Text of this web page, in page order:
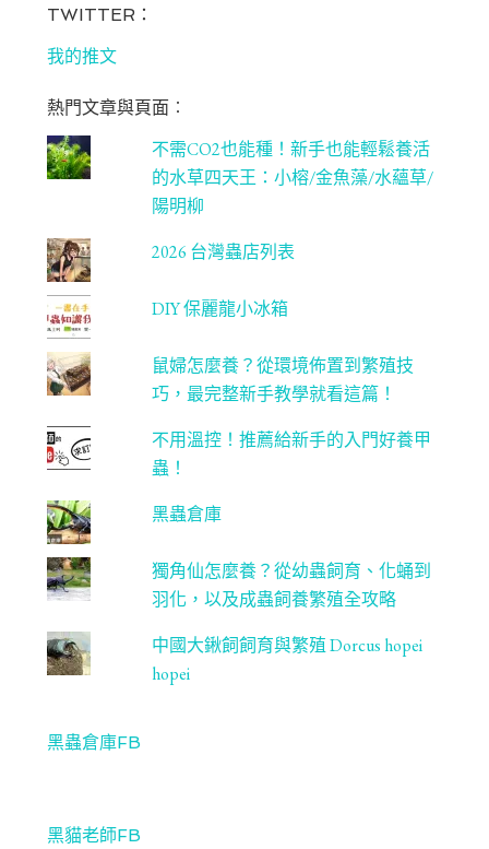
bo
ok
ag
m
C
ha
n
ne
l
TWITTER：
我的推文
熱門文章與頁面︰
不需CO2也能種！新手也能輕鬆養活
的水草四天王：小榕/金魚藻/水蘊草/
陽明柳
2026 台灣蟲店列表
DIY 保麗龍小冰箱
鼠婦怎麼養？從環境佈置到繁殖技
巧，最完整新手教學就看這篇！
不用溫控！推薦給新手的入門好養甲
蟲！
黑蟲倉庫
獨角仙怎麼養？從幼蟲飼育、化蛹到
羽化，以及成蟲飼養繁殖全攻略
中國大鍬飼飼育與繁殖 Dorcus hopei
hopei
黑蟲倉庫FB
黑貓老師FB